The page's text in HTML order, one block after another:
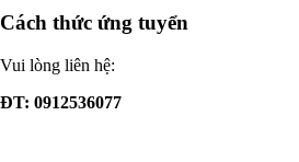
Cách thức ứng tuyển
Vui lòng liên hệ:
ĐT: 0912536077